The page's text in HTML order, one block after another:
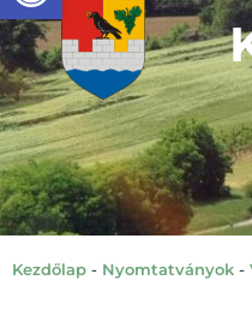
Kezdőlap - Nyomtatványok -